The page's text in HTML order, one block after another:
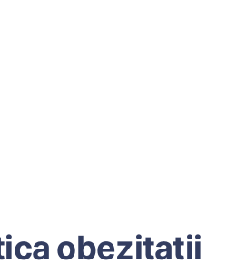
obezitatii